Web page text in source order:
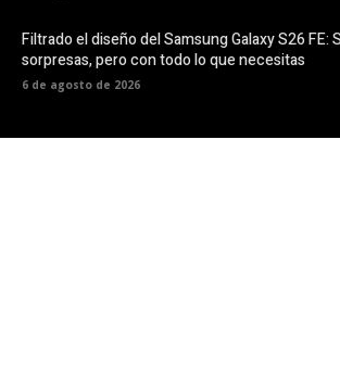
Filtrado el diseño del Samsung Galaxy S26 FE:
sorpresas, pero con todo lo que necesitas
6 de agosto de 2026